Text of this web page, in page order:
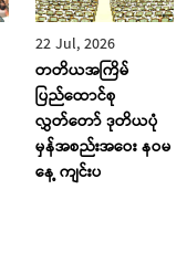
22 Jul, 2026
တတိယအကြိမ်
ပြည်ထောင်စု
လွှတ်တော် ဒုတိယပုံ
မှန်အစည်းအဝေး နဝမ
နေ့ ကျင်းပ